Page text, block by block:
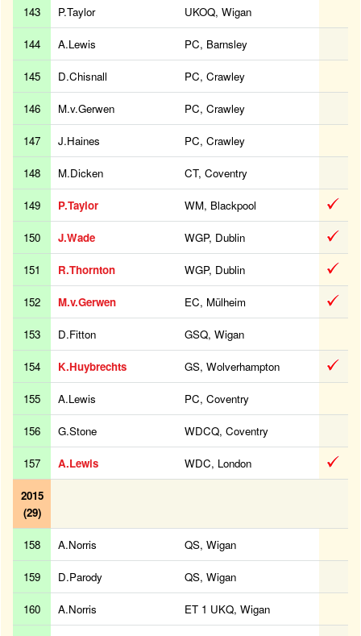
143 P.Taylor UKOQ, Wigan
144 A.Lewis PC, Barnsley
145 D.Chisnall PC, Crawley
146 M.v.Gerwen PC, Crawley
147 J.Haines PC, Crawley
148 M.Dicken CT, Coventry
149 P.Taylor WM, Blackpool
150 J.Wade WGP, Dublin
151 R.Thornton WGP, Dublin
152 M.v.Gerwen EC, Mülheim
153 D.Fitton GSQ, Wigan
154 K.Huybrechts GS, Wolverhampton
155 A.Lewis PC, Coventry
156 G.Stone WDCQ, Coventry
157 A.Lewis WDC, London
2015
(29)
158 A.Norris QS, Wigan
159 D.Parody QS, Wigan
160 A.Norris ET 1 UKQ, Wigan